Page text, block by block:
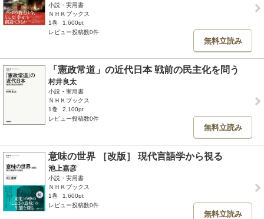
小説・実用書
ＮＨＫブックス
1巻
1,600pt
レビュー投稿数0件
無料立読み
「憲政常道」の近代日本 戦前の民主化を問う
村井良太
小説・実用書
ＮＨＫブックス
1巻
2,100pt
レビュー投稿数0件
無料立読み
意味の世界 ［改版］ 現代言語学から視る
池上嘉彦
小説・実用書
ＮＨＫブックス
1巻
1,600pt
レビュー投稿数0件
無料立読み